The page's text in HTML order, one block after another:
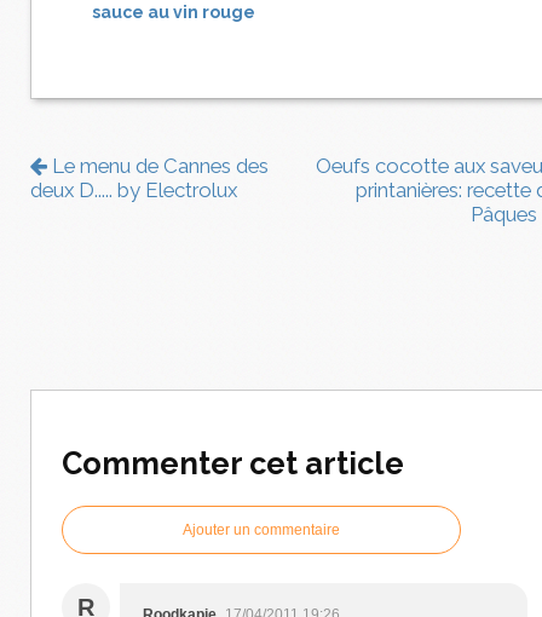
sauce au vin rouge
Le menu de Cannes des
deux D..... by Electrolux
Oeufs cocotte aux
printanières: recette
Pâques
Commenter cet article
Ajouter un commentaire
R